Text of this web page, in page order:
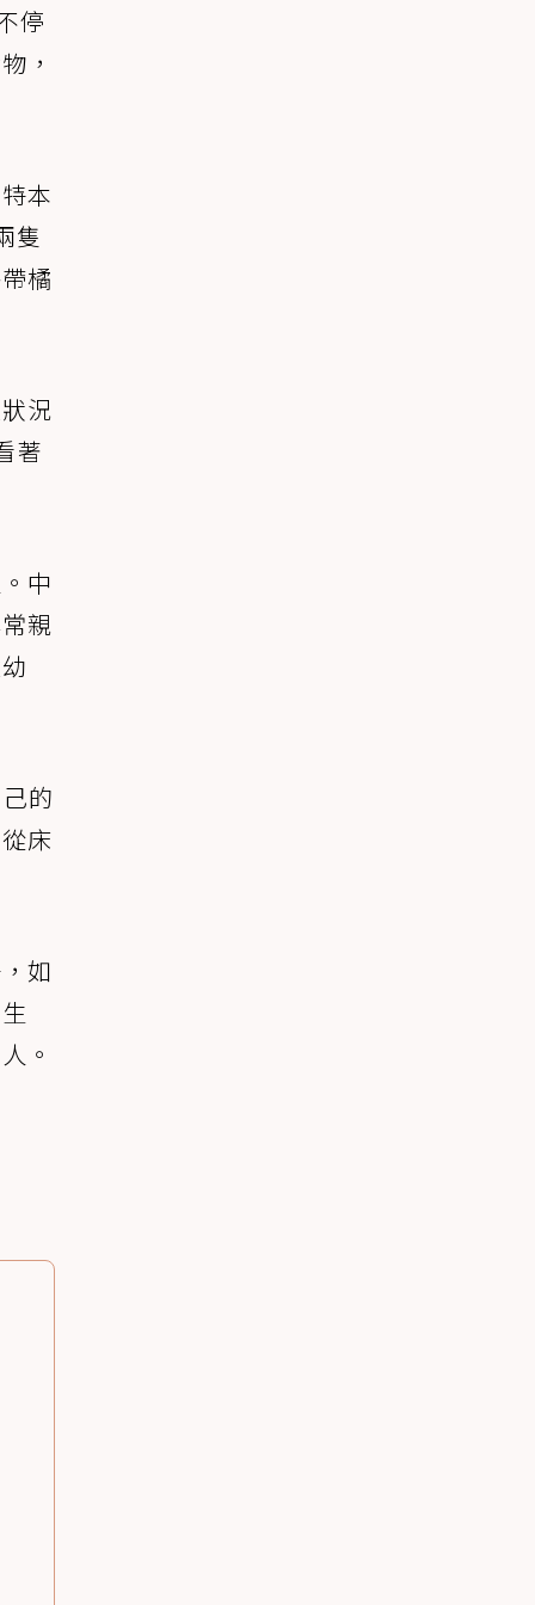
停
，
本
隻
橘
況
著
中
親
的
床
如
。